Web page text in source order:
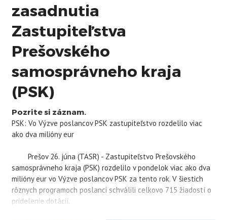
zasadnutia
Zastupiteľstva
Prešovského
samosprávneho kraja
(PSK)
Pozrite si záznam.
PSK: Vo Výzve poslancovPSK zastupiteľstvo rozdelilo viac
ako dva milióny eur
Prešov 26. júna (TASR) - Zastupiteľstvo Prešovského
samosprávneho kraja (PSK) rozdelilo v pondelok viac ako dva
milióny eur vo Výzve poslancovPSK za tento rok. V šiestich
rôznych programoch poslanci schválili celkovo 715 žiadostí o
pridelenie dotácií.